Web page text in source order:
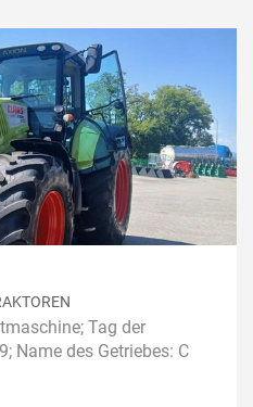
Tag der
Name des Getriebes: C